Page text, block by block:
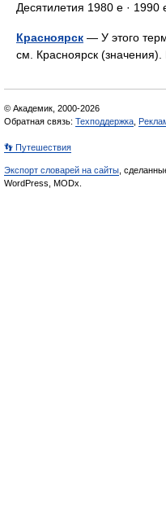
Десятилетия 1980 е ·
Красноярск — У этого
см. Красноярск
© Академик, 2000-2026
Обратная связь: Техподдержка
👣 Путешествия
Экспорт словарей на сайты ,
WordPress, MODx.